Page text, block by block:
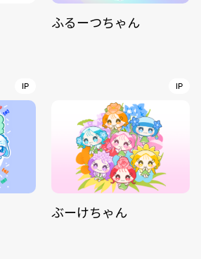
ふるーつちゃん
IP IP
ぶーけちゃん